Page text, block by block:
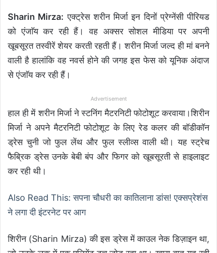
Sharin Mirza: एक्ट्रेस शरीन मिर्जा इन दिनों प्रेग्नेंसी पीरियड
को एंजाॅय कर रही हैं। वह अक्सर सोशल मीडिया पर अपनी
खूबसूरत तस्वीरें शेयर करती रहती हैं। शरीन मिर्जा जल्द ही मां बनने
वाली है हालांकि वह नवर्स होने की जगह इस फेस को यूनिक अंदाज
से एंजाॅय कर रही हैं।
Advertisement
हाल ही में शरीन मिर्जा ने स्टनिंग मैटरनिटी फोटोशूट करवाया।शिरीन
मिर्जा ने अपने मैटरनिटी फोटोशूट के लिए रेड कलर की बॉडीकॉन
ड्रेस चुनी जो फुल लेंथ और फुल स्लीव्स वाली थी। यह स्ट्रेच
फैब्रिक ड्रेस उनके बेबी बंप और फिगर को खूबसूरती से हाइलाइट
कर रही थी।
Also Read This: सपना चौधरी का कातिलाना डांस! एक्सप्रेशंस
ने लगा दी इंटरनेट पर आग
शिरीन (Sharin Mirza) की इस ड्रेस में काउल नेक डिज़ाइन था,